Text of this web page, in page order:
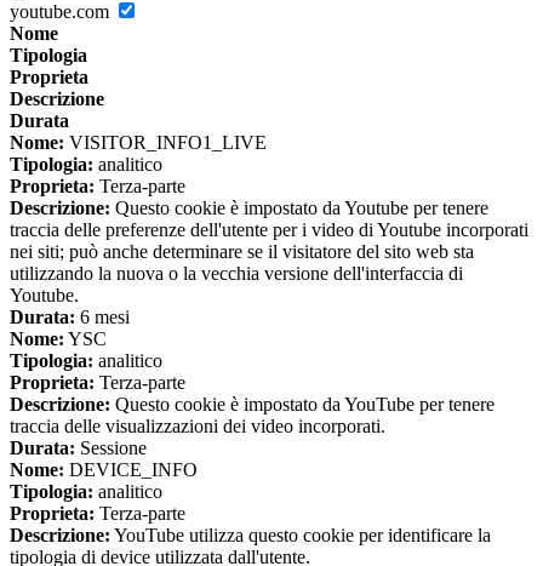
youtube.com
Nome
Tipologia
Proprieta
Descrizione
Durata
Nome: VISITOR_INFO1_LIVE
Tipologia: analitico
Proprieta: Terza-parte
Descrizione: Questo cookie è impostato da Youtube per tenere
traccia delle preferenze dell'utente per i video di Youtube incorporati
nei siti; può anche determinare se il visitatore del sito web sta
utilizzando la nuova o la vecchia versione dell'interfaccia di
Youtube.
Durata: 6 mesi
Nome: YSC
Tipologia: analitico
Proprieta: Terza-parte
Descrizione: Questo cookie è impostato da YouTube per tenere
traccia delle visualizzazioni dei video incorporati.
Durata: Sessione
Nome: DEVICE_INFO
Tipologia: analitico
Proprieta: Terza-parte
Descrizione: YouTube utilizza questo cookie per identificare la
tipologia di device utilizzata dall'utente.